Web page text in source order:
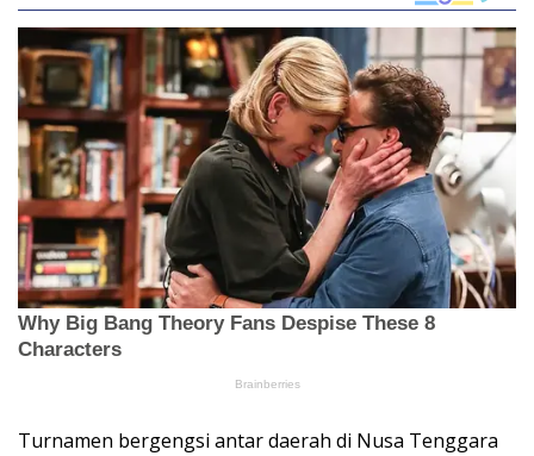
Turnamen bergengsi antar daerah di Nusa Tenggara